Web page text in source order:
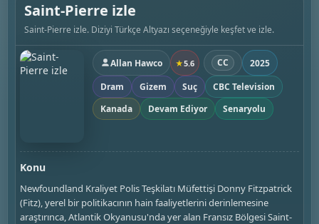
Saint-Pierre izle
Saint-Pierre izle. Diziyi Türkçe Altyazı seçeneğiyle keşfet ve izle.
Allan Hawco ★5.6 CC
2025
Dram
Gizem Suç
CBC Television
Kanada
Devam Ediyor Senaryolu
Konu
Newfoundland Kraliyet Polis Teşkilatı Müfettişi Donny Fitzpatrick
(Fitz), yerel bir politikacının hain faaliyetlerini derinlemesine
araştırınca, Atlantik Okyanusu'nda yer alan Fransız Bölgesi Saint-